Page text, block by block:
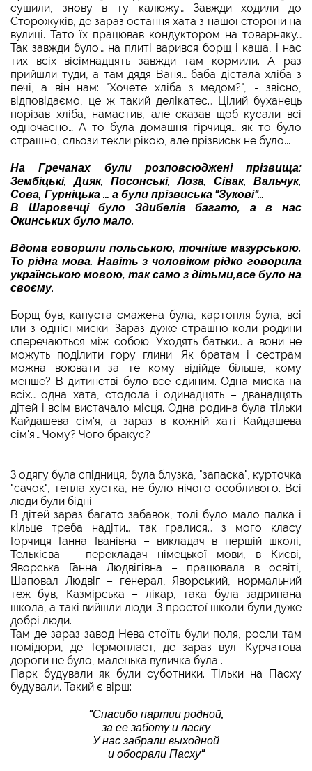
сушили, знову в ту калюжу… Завжди ходили до
Сторожуків, де зараз остання хата з нашої сторони на
вулиці. Тато їх працював кондуктором на товарняку…
Так завжди було… на плиті варився борщ і каша, і нас
тих всіх вісімнадцять завжди там кормили. А раз
прийшли туди, а там дядя Ваня… баба дістала хліба з
печі, а він нам: "Хочете хліба з медом?", - звісно,
відповідаємо, це ж такий делікатес… Цілий буханець
порізав хліба, намастив, але сказав щоб кусали всі
одночасно… А то була домашня гірчиця… як то було
страшно, сльози текли рікою, але прізвиськ не було...
На Гречанах були розповсюджені прізвища:
Зембіцькі, Дияк, Посонські, Лоза, Сівак, Вальчук,
Сова, Гурніцька … а були прізвиська "Зукові"…
В Шаровечці було Здибелів багато, а в нас
Окинських було мало.
Вдома говорили польською, точніше мазурською.
То рідна мова. Навіть з чоловіком рідко говорила
українською мовою, так само з дітьми,все було на
своєму.
Борщ був, капуста смажена була, картопля була, всі
їли з однієї миски. Зараз дуже страшно коли родини
сперечаються між собою. Уходять батьки… а вони не
можуть поділити гору глини. Як братам і сестрам
можна воювати за те кому відійде більше, кому
менше? В дитинстві було все єдиним. Одна миска на
всіх… одна хата, стодола і одинадцять – дванадцять
дітей і всім вистачало місця. Одна родина була тільки
Кайдашева сім'я, а зараз в кожній хаті Кайдашева
сім'я… Чому? Чого бракує?
З одягу була спідниця, була блузка, "запаска", курточка
"сачок", тепла хустка, не було нічого особливого. Всі
люди були бідні.
В дітей зараз багато забавок, толі було мало палка і
кільце треба надіти… так гралися… з мого класу
Горчиця Ганна Іванівна – викладач в першій школі,
Телькієва – перекладач німецької мови, в Києві,
Яворська Ганна Людвігівна – працювала в освіті,
Шаповал Людвіг – генерал, Яворський, нормальний
теж був, Казмірська – лікар, така була задрипана
школа, а такі вийшли люди. З простої школи були дуже
добрі люди.
Там де зараз завод Нева стоїть були поля, росли там
помідори, де Термопласт, де зараз вул. Курчатова
дороги не було, маленька вуличка була .
Парк будували як були суботники. Тільки на Пасху
будували. Такий є вірш:
"Спасибо партии родной,
за ее заботу и ласку
У нас забрали выходной
и обосрали Пасху"